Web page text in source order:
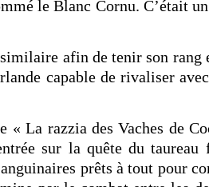
le Blanc Cornu. C’était
afin de tenir son rang
capable de rivaliser
« La razzia des Vaches de
sur la quête du taureau
prêts à tout pour